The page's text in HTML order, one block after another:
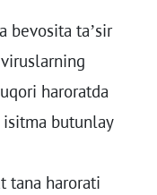
bevosita ta’sir
haroratda
isitma butunlay
tana harorati